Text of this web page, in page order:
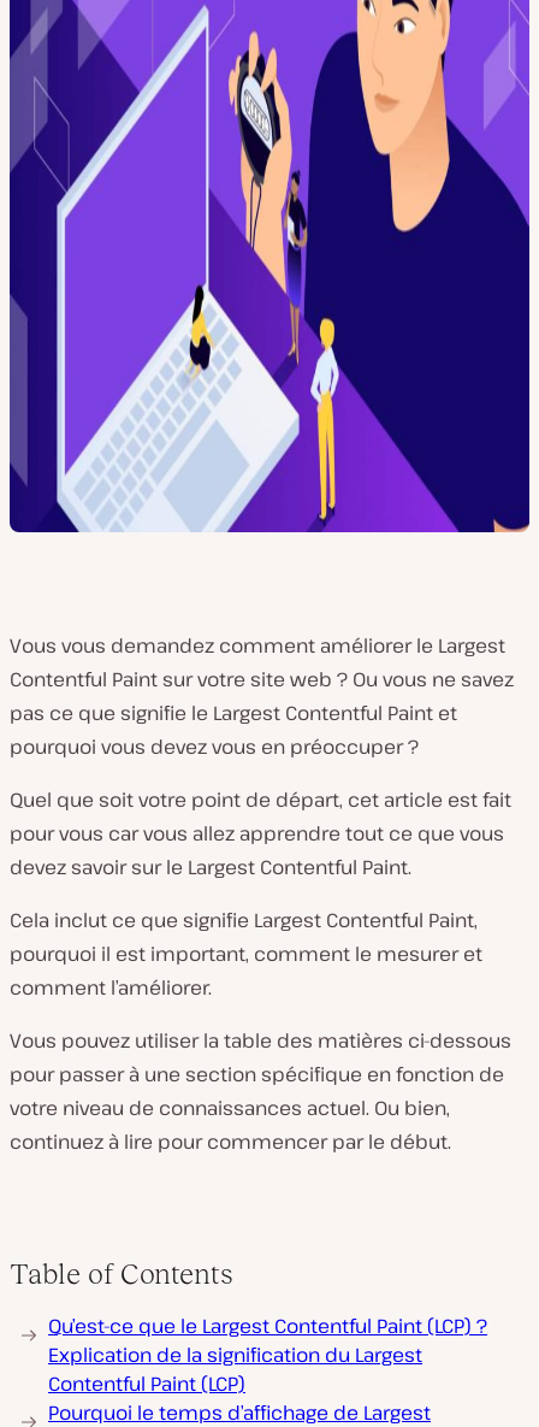
Vous vous demandez comment améliorer le Largest
Contentful Paint sur votre site web ? Ou vous ne savez
pas ce que signifie le Largest Contentful Paint et
pourquoi vous devez vous en préoccuper ?
Quel que soit votre point de départ, cet article est fait
pour vous car vous allez apprendre tout ce que vous
devez savoir sur le Largest Contentful Paint.
Cela inclut ce que signifie Largest Contentful Paint,
pourquoi il est important, comment le mesurer et
comment l’améliorer.
Vous pouvez utiliser la table des matières ci-dessous
pour passer à une section spécifique en fonction de
votre niveau de connaissances actuel. Ou bien,
continuez à lire pour commencer par le début.
Table of Contents
Qu’est-ce que le Largest Contentful Paint (LCP) ?
Explication de la signification du Largest
Contentful Paint (LCP)
Pourquoi le temps d’affichage de Largest